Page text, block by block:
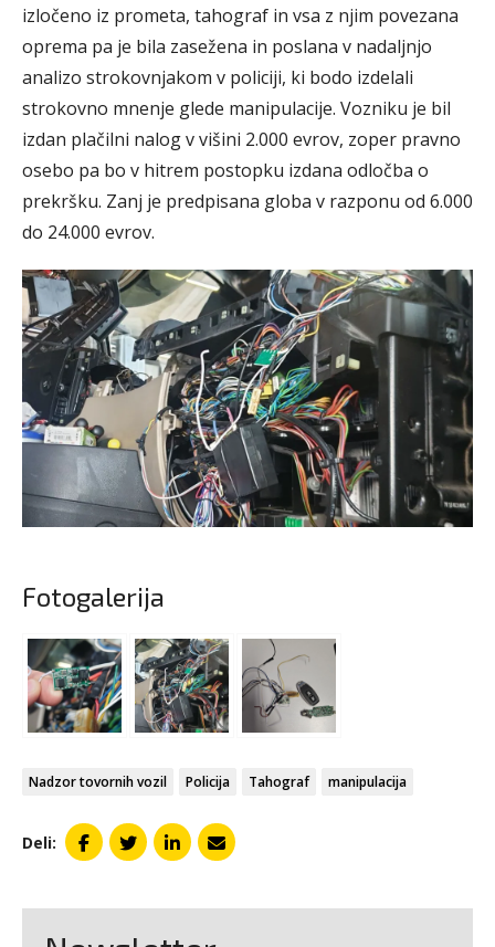
izločeno iz prometa, tahograf in vsa z njim povezana
oprema pa je bila zasežena in poslana v nadaljnjo
analizo strokovnjakom v policiji, ki bodo izdelali
strokovno mnenje glede manipulacije. Vozniku je bil
izdan plačilni nalog v višini 2.000 evrov, zoper pravno
osebo pa bo v hitrem postopku izdana odločba o
prekršku. Zanj je predpisana globa v razponu od 6.000
do 24.000 evrov.
Fotogalerija
Nadzor tovornih vozil Policija Tahograf manipulacija
Deli: